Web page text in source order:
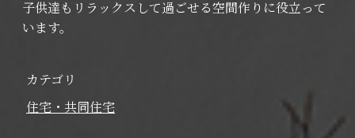
子供達もリラックスして過ごせる空間作りに役立って
います。
カテゴリ
住宅・共同住宅